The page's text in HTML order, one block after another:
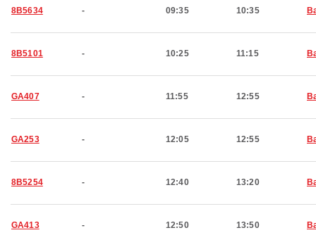
8B5634 - 09:35 10:35
8B5101 - 10:25 11:15
GA407 - 11:55 12:55
GA253 - 12:05 12:55
8B5254 - 12:40 13:20
GA413 - 12:50 13:50